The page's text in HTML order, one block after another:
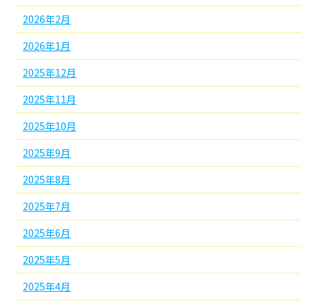
2026年2月
2026年1月
2025年12月
2025年11月
2025年10月
2025年9月
2025年8月
2025年7月
2025年6月
2025年5月
2025年4月